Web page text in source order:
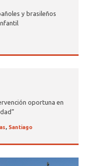
y brasileños
oportuna en
, Santiago